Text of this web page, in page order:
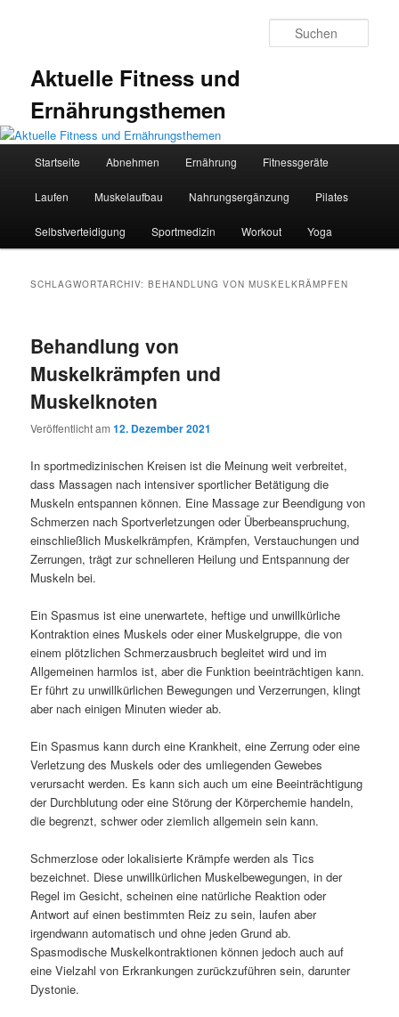
Aktuelle Fitness und
Ernährungsthemen
Startseite Abnehmen Ernährung Fitnessgeräte
Laufen Muskelaufbau Nahrungsergänzung Pilates
Selbstverteidigung Sportmedizin Workout Yoga
SCHLAGWORTARCHIV:BEHANDLUNG VON MUSKELKRÄMPFEN
Behandlung von
Muskelkrämpfen und
Muskelknoten
Veröffentlicht am12. Dezember 2021
In sportmedizinischen Kreisen ist die Meinung weit verbreitet,
dass Massagen nach intensiver sportlicher Betätigung die
Muskeln entspannen können. Eine Massage zur Beendigung von
Schmerzen nach Sportverletzungen oder Überbeanspruchung,
einschließlich Muskelkrämpfen, Krämpfen, Verstauchungen und
Zerrungen, trägt zur schnelleren Heilung und Entspannung der
Muskeln bei.
Ein Spasmus ist eine unerwartete, heftige und unwillkürliche
Kontraktion eines Muskels oder einer Muskelgruppe, die von
einem plötzlichen Schmerzausbruch begleitet wird und im
Allgemeinen harmlos ist, aber die Funktion beeinträchtigen kann.
Er führt zu unwillkürlichen Bewegungen und Verzerrungen, klingt
aber nach einigen Minuten wieder ab.
Ein Spasmus kann durch eine Krankheit, eine Zerrung oder eine
Verletzung des Muskels oder des umliegenden Gewebes
verursacht werden. Es kann sich auch um eine Beeinträchtigung
der Durchblutung oder eine Störung der Körperchemie handeln,
die begrenzt, schwer oder ziemlich allgemein sein kann.
Schmerzlose oder lokalisierte Krämpfe werden als Tics
bezeichnet. Diese unwillkürlichen Muskelbewegungen, in der
Regel im Gesicht, scheinen eine natürliche Reaktion oder
Antwort auf einen bestimmten Reiz zu sein, laufen aber
irgendwann automatisch und ohne jeden Grund ab.
Spasmodische Muskelkontraktionen können jedoch auch auf
eine Vielzahl von Erkrankungen zurückzuführen sein, darunter
Dystonie.